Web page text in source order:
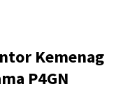
Kemenag
P4GN